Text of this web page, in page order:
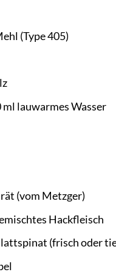
(Type 405)
ml lauwarmes Wasser
(vom Metzger)
Hackfleisch
(frisch oder